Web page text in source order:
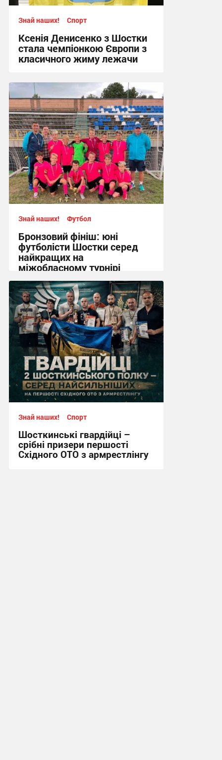
Знай наших! Спорт
Ксенія Денисенко з Шостки
стала чемпіонкою Європи з
класичного жиму лежачи
17:09, 4.08.2026
Знай наших! Футбол
Бронзовий фініш: юні
футболісти Шостки серед
найкращих на
міжобласному турнірі
11:57, 4.08.2026
Знай наших! Спорт
Шосткинські гвардійці –
срібні призери першості
Східного ОТО з армрестлінгу